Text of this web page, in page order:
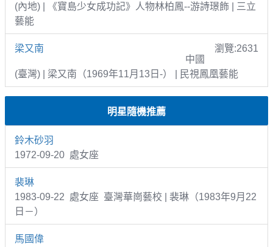
(內地) | 《寶島少女成功記》人物林柏鳳--游詩璟飾 | 三立
藝能
梁又南
瀏覽:2631
中國
(臺灣) | 梁又南（1969年11月13日-） | 民視鳳凰藝能
明星隨機推薦
鈴木砂羽
1972-09-20 處女座
裴琳
1983-09-22 處女座 臺灣華崗藝校 | 裴琳（1983年9月22
日－）
馬國偉